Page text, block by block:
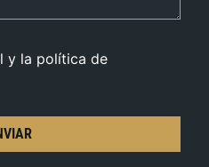
y la política de